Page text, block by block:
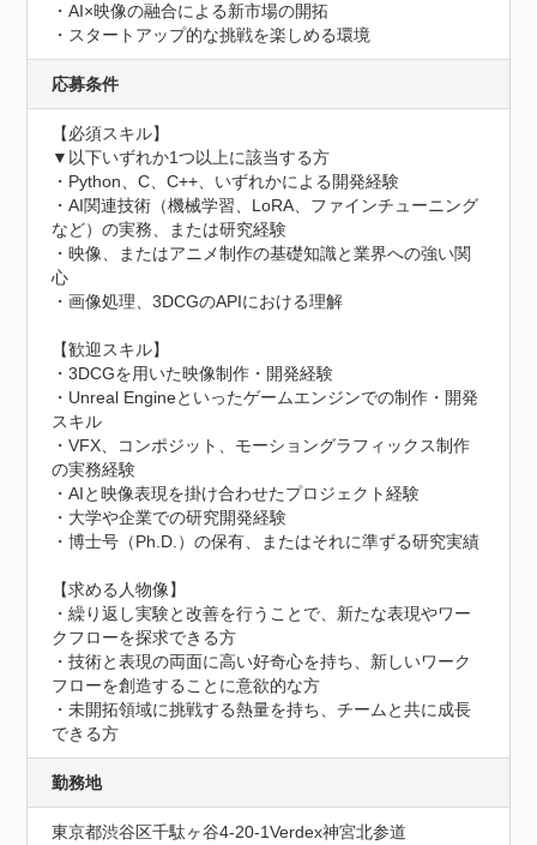
・AI×映像の融合による新市場の開拓
・スタートアップ的な挑戦を楽しめる環境
応募条件
【必須スキル】
▼以下いずれか1つ以上に該当する方
・Python、C、C++、いずれかによる開発経験
・AI関連技術（機械学習、LoRA、ファインチューニング
など）の実務、または研究経験
・映像、またはアニメ制作の基礎知識と業界への強い関
心
・画像処理、3DCGのAPIにおける理解
【歓迎スキル】
・3DCGを用いた映像制作・開発経験
・Unreal Engineといったゲームエンジンでの制作・開発
スキル
・VFX、コンポジット、モーショングラフィックス制作
の実務経験
・AIと映像表現を掛け合わせたプロジェクト経験
・大学や企業での研究開発経験
・博士号（Ph.D.）の保有、またはそれに準ずる研究実績
【求める人物像】
・繰り返し実験と改善を行うことで、新たな表現やワー
クフローを探求できる方
・技術と表現の両面に高い好奇心を持ち、新しいワーク
フローを創造することに意欲的な方
・未開拓領域に挑戦する熱量を持ち、チームと共に成長
できる方
勤務地
東京都渋谷区千駄ヶ谷4-20‐1Verdex神宮北参道